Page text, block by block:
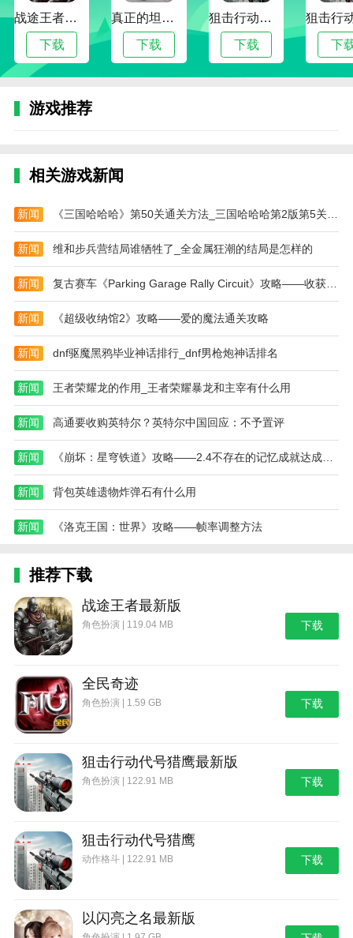
战途王者最新版
下载
真正的坦克大战
下载
狙击行动代号猎鹰最新版
下载 下
游戏推荐
相关游戏新闻
新闻 《三国哈哈哈》第50关通关方法_三国哈哈哈第2版第5关怎么过
新闻 维和步兵营结局谁牺牲了_全金属狂潮的结局是怎样的
新闻 复古赛车《Parking Garage Rally Circuit》攻略——收获特别好评
新闻 《超级收纳馆2》攻略——爱的魔法通关攻略
新闻 dnf驱魔黑鸦毕业神话排行_dnf男枪炮神话排名
新闻 王者荣耀龙的作用_王者荣耀暴龙和主宰有什么用
新闻 高通要收购英特尔？英特尔中国回应：不予置评
新闻 《崩坏：星穹铁道》攻略——2.4不存在的记忆成就达成攻略
新闻 背包英雄遗物炸弹石有什么用
新闻 《洛克王国：世界》攻略——帧率调整方法
推荐下载
战途王者最新版
角色扮演 | 119.04 MB 下载
全民奇迹
角色扮演 | 1.59 GB 下载
狙击行动代号猎鹰最新版
角色扮演 | 122.91 MB 下载
狙击行动代号猎鹰
动作格斗 | 122.91 MB 下载
以闪亮之名最新版